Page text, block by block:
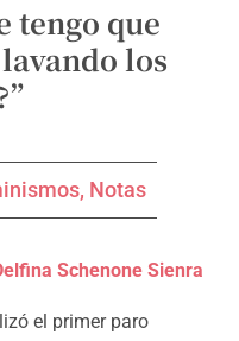
tengo que
los
, Notas
Schenone Sienra
el primer paro